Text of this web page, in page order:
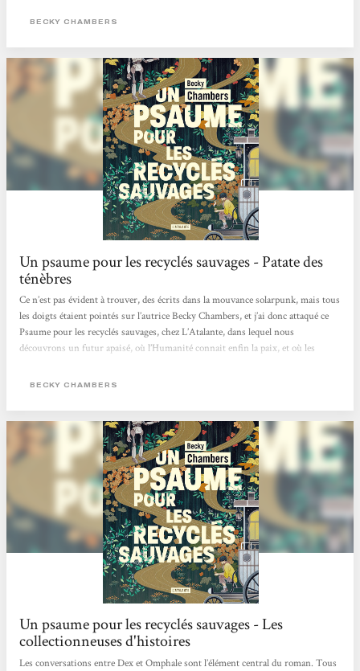
fiction pleine de positivité qui se lit d’une traite ! (Et qui me donne d'ailleurs
Bibliothécaire à Ciney
BECKY CHAMBERS
Un psaume pour les recyclés sauvages - Patate des
ténèbres
Ce n’est pas évident à trouver, des écrits dans la mouvance solarpunk, mais tous
les doigts étaient pointés sur l’autrice Becky Chambers, et j’ai donc attaqué ce
Psaume pour les recyclés sauvages, chez L’Atalante, dans lequel nous
découvrons un futur apaisé, où l’Humanité connait enfin la paix, et où les
une pluie de missiles sur leurs créateurs, mais plutôt à se retirer, jusqu’à
BECKY CHAMBERS
Un psaume pour les recyclés sauvages - Les
collectionneuses d'histoires
Les conversations entre Dex et Omphale sont l’élément central du roman. Tous